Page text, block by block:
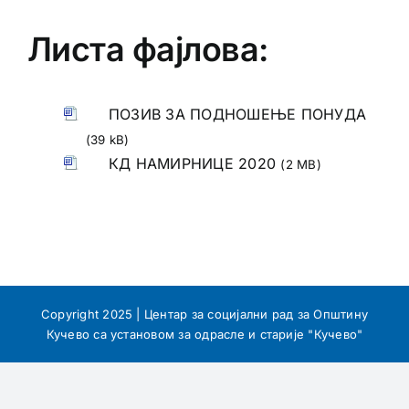
Листа фајлова:
ПОЗИВ ЗА ПОДНОШЕЊЕ ПОНУДА
(39 kB)
КД НАМИРНИЦЕ 2020 (2 MB)
Copyright 2025 | Центар за социјални рад за Општину
Кучево са установом за одрасле и старије "Кучево"